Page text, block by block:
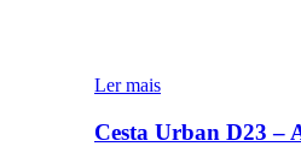
Ler mais
Cesta Urban D23 –